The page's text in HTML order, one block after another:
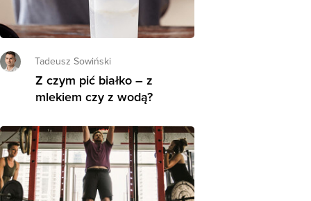
Tadeusz Sowiński
Z czym pić białko – z
mlekiem czy z wodą?